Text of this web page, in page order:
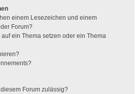
einem Lesezeichen und einem
Forum?
ein Thema setzen oder ein Thema
Forum zulässig?